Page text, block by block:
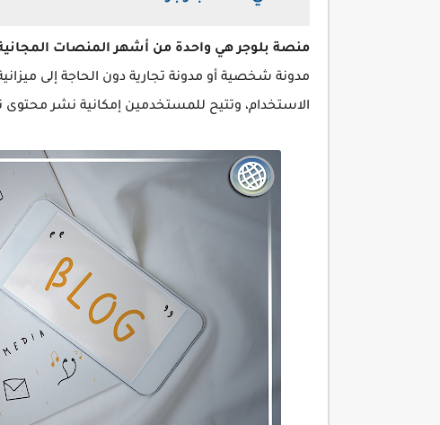
منصة بلوجر هي واحدة من أشهر المنصات
مدونة شخصية أو مدونة تجارية دون الحاجة إلى
الاستخدام، وتتيح للمستخدمين إمكانية نشر